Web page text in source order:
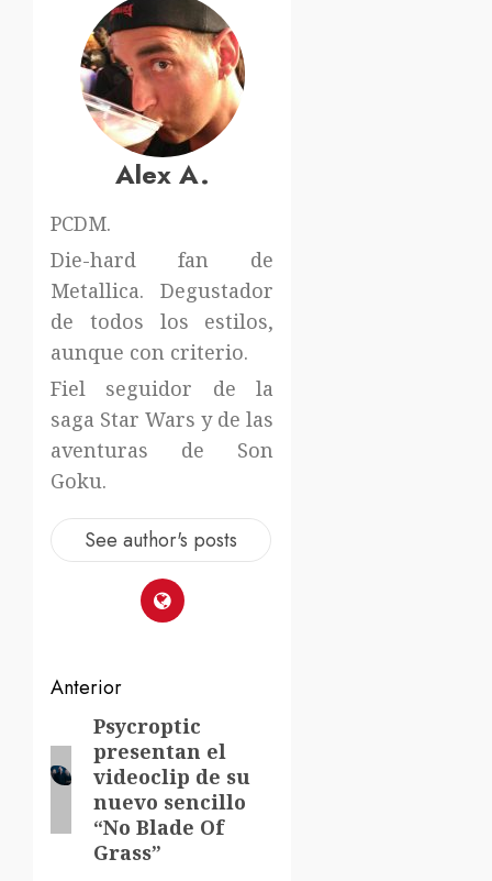
Alex A.
PCDM.
Die-hard fan de
Metallica. Degustador
de todos los estilos,
aunque con criterio.
Fiel seguidor de la
saga Star Wars y de las
aventuras de Son
Goku.
See author's posts
Navegación
de
entradas
Anterior
Entrada
anterior:
Psycroptic
presentan el
videoclip de su
nuevo sencillo
“No Blade Of
Grass”